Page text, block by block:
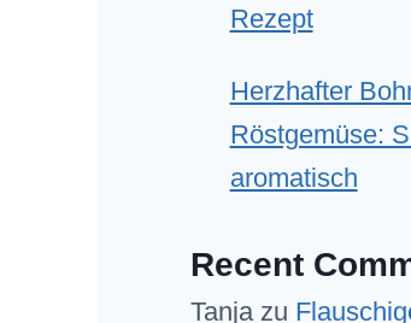
Rezept
Herzhafter
Röstgemüse:
aromatisch
Recent
Tanjazu